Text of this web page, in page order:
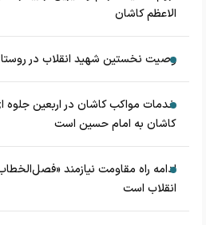
الاعظم کاشان
وصیت نخستین شهید انقلاب در
خدمات مواکب کاشان در اربعین جلوه
کاشان به امام حسین است
ادامه راه مقاومت نیازمند
انقلاب است